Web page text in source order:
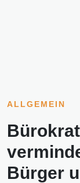
ALLGEMEIN
Bürger